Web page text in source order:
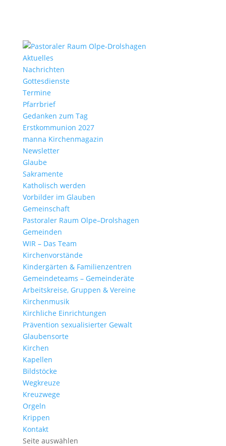
Aktu­elles
Nach­richten
Gottes­dienste
Termine
Pfarr­brief
Gedanken zum Tag
Erst­kom­mu­nion 2027
manna Kirchen­ma­gazin
News­letter
Glaube
Sakra­mente
Katho­lisch werden
Vorbilder im Glauben
Gemein­schaft
Pasto­raler Raum Olpe–Drolshagen
Gemeinden
WIR – Das Team
Kirchen­vor­stände
Kinder­gärten & Familienzentren
Gemein­de­teams – Gemeinderäte
Arbeits­kreise, Gruppen & Vereine
Kirchen­musik
Kirch­liche Einrichtungen
Präven­tion sexua­li­sierter Gewalt
Glau­ben­s­orte
Kirchen
Kapellen
Bild­stöcke
Wegkreuze
Kreuz­wege
Orgeln
Krippen
Kontakt
Seite auswählen